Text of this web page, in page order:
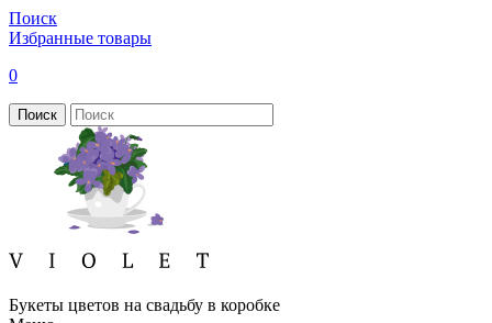
Поиск
Избранные товары
0
Поиск
Букеты цветов на свадьбу в коробке